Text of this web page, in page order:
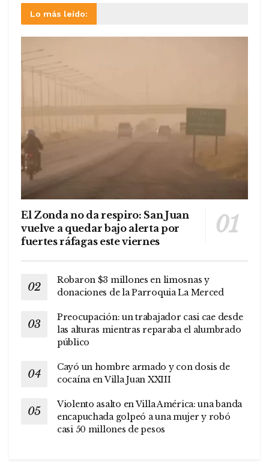
Lo más leído:
El Zonda no da respiro: San Juan
vuelve a quedar bajo alerta por
fuertes ráfagas este viernes
Robaron $3 millones en limosnas y
donaciones de la Parroquia La Merced
Preocupación: un trabajador casi cae desde
las alturas mientras reparaba el alumbrado
público
Cayó un hombre armado y con dosis de
cocaína en Villa Juan XXIII
Violento asalto en Villa América: una banda
encapuchada golpeó a una mujer y robó
casi 50 millones de pesos